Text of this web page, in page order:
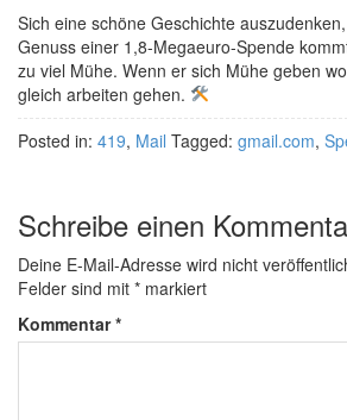
Sich eine schöne Geschichte
Genuss einer 1,8-Megaeuro-Spende
zu viel Mühe. Wenn er sich Mühe geben
gleich arbeiten gehen.
Posted in: 419, Mail Tagged: gmail.com,
Schreibe einen
Deine E-Mail-Adresse wird nicht
Felder sind mit * markiert
Kommentar*